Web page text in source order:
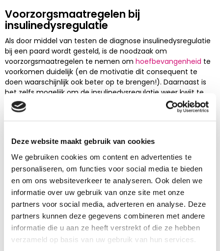
Deze website maakt gebruik van cookies
We gebruiken cookies om content en advertenties te
personaliseren, om functies voor social media te bieden
en om ons websiteverkeer te analyseren. Ook delen we
informatie over uw gebruik van onze site met onze
partners voor social media, adverteren en analyse. Deze
partners kunnen deze gegevens combineren met andere
informatie die u aan ze heeft verstrekt of die ze hebben
verzameld op basis van uw gebruik van hun services.
Voorzorgsmaatregelen bij
insulinedysregulatie
Als door middel van testen de diagnose insulinedysregulatie
bij een paard wordt gesteld, is de noodzaak om
voorzorgsmaatregelen te nemen om hoefbevangenheid te
voorkomen duidelijk (en de motivatie dit consequent te
doen waarschijnlijk ook beter op te brengen!). Daarnaast is
het zelfs mogelijk om de insulinedysregulatie weer kwijt te
raken op langere termijn, door het aanpassen van
management, voeding en beweging. Gebruik hiervoor
onderstaande tips van onze voedingsdeskundige Veerle
Wil je insulinedysregulatie voorkomen of bestrijden? Zorg dan
dat je paard niet teveel suiker binnenkrijgt en niet te dik
wordt. Het is niet genoeg om daarbij alleen naar het
krachtvoer te kijken. Gras is namelijk een grote bron van
suikers. Weidegang is natuurlijk fantastisch voor een paard,
maar er worden veel fouten mee gemaakt. Zo wordt vaak
gedacht dat kale landjes beter zijn, maar dat klopt niet. Kort
gras is ‘gestresst’ gras dat hard wil groeien. Daarbij wordt